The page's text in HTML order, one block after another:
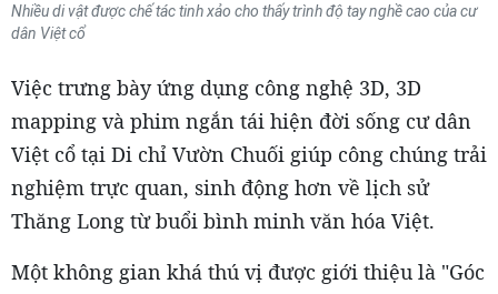
Nhiều di vật được chế tác tinh xảo cho thấy trình độ tay nghề cao của cư
dân Việt cổ
Việc trưng bày ứng dụng công nghệ 3D, 3D
mapping và phim ngắn tái hiện đời sống cư dân
Việt cổ tại Di chỉ Vườn Chuối giúp công chúng trải
nghiệm trực quan, sinh động hơn về lịch sử
Thăng Long từ buổi bình minh văn hóa Việt.
Một không gian khá thú vị được giới thiệu là "Góc